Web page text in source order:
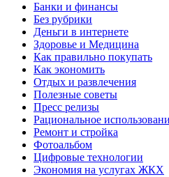
Банки и финансы
Без рубрики
Деньги в интернете
Здоровье и Медицина
Как правильно покупать
Как экономить
Отдых и развлечения
Полезные советы
Пресс релизы
Рациональное
Ремонт и стройка
Фотоальбом
Цифровые технологии
Экономия на услугах ЖКХ